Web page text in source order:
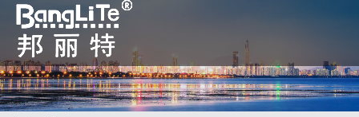
全国咨询热线：
0763-3988992 邦丽